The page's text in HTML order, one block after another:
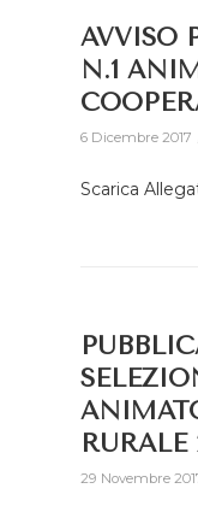
AVVISO
N.1
6 Dicembre 2017
Scarica
29 Novembre